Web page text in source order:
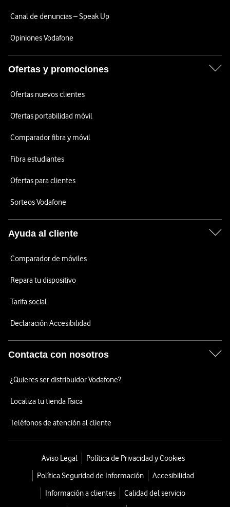
Canal de denuncias – Speak Up
Opiniones Vodafone
Ofertas y promociones
Ofertas nuevos clientes
Ofertas portabilidad móvil
Comparador fibra y móvil
Fibra estudiantes
Ofertas para clientes
Sorteos Vodafone
Ayuda al cliente
Comparador de móviles
Repara tu dispositivo
Tarifa social
Declaración Accesibilidad
Contacta con nosotros
¿Quieres ser distribuidor Vodafone?
Localiza tu tienda física
Teléfonos de atención al cliente
Aviso Legal
Política de Privacidad y Cookies
Política Seguridad de Información
Accesibilidad
Información a clientes
Calidad del servicio